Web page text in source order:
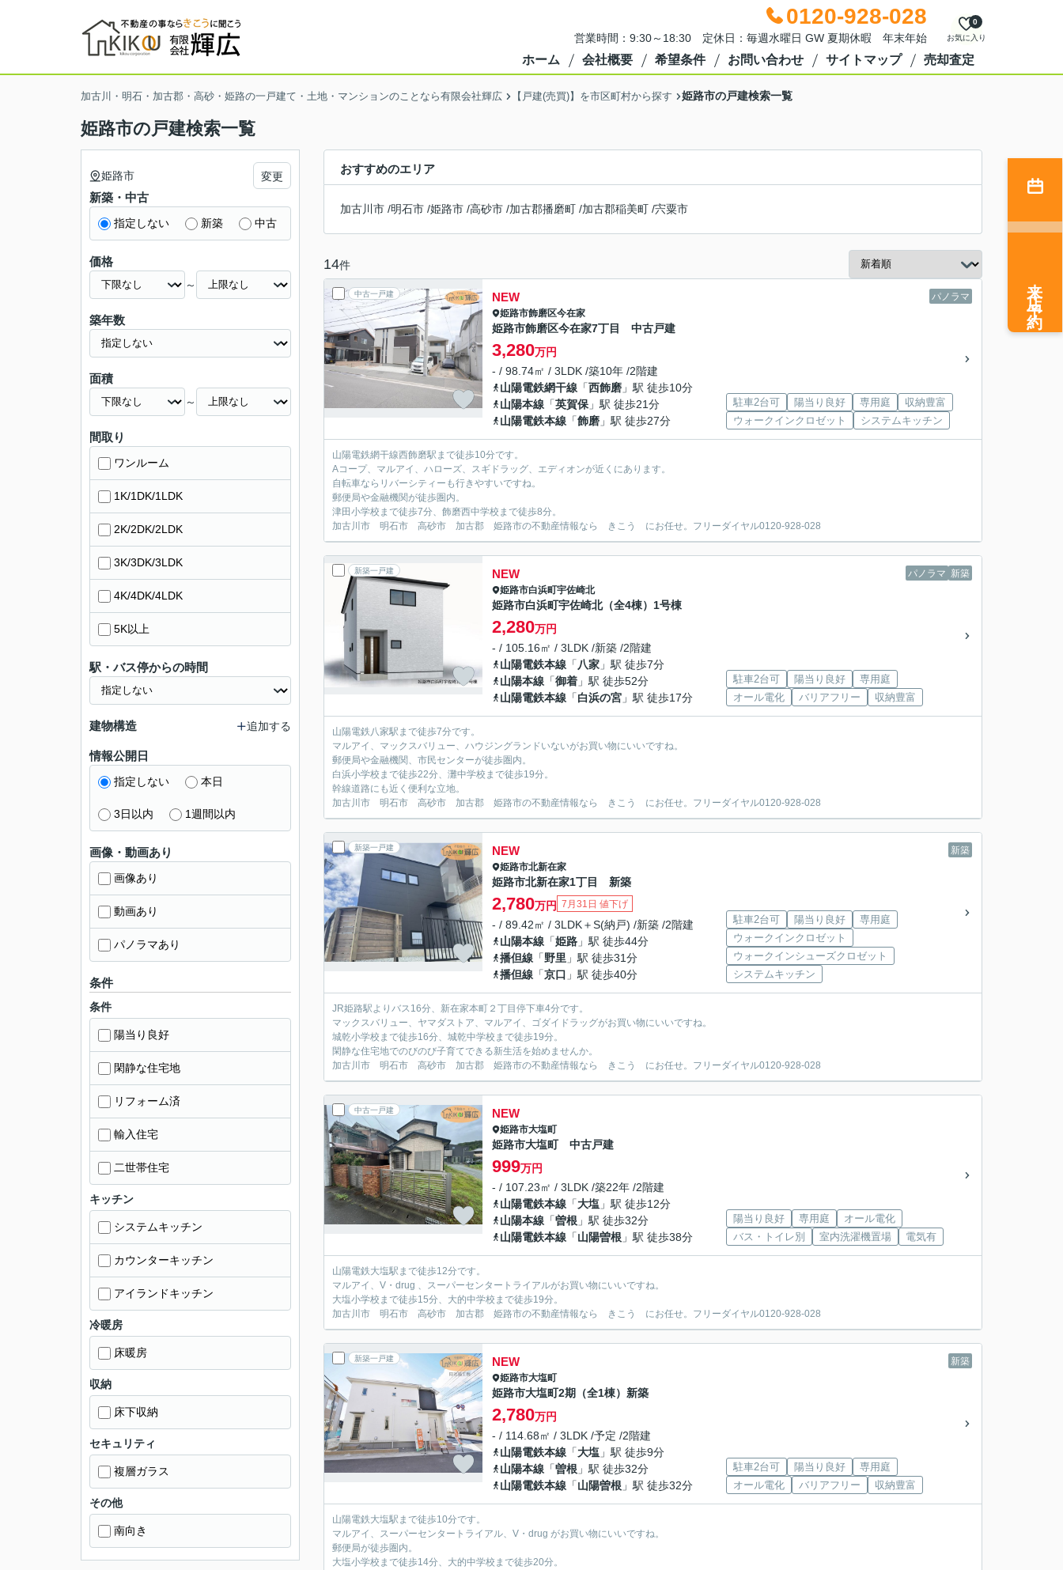
0120-928-028
営業時間：9:30～18:30 定休日：毎週水曜日 GW 夏期休暇 年末年始 お気に入り
0
ホーム 会社概要 希望条件 お問い合わせ サイトマップ 売却査定
加古川・明石・加古郡・高砂・姫路の一戸建て・土地・マンションのことなら有限会社輝広 【戸建(売買)】を市区町村から探す 姫路市の戸建検索一覧
姫路市の戸建検索一覧
おすすめのエリア
加古川市 /明石市 /姫路市 /高砂市 /加古郡播磨町 /加古郡稲美町 /宍粟市
14件
中古一戸建 パノラマ
NEW
姫路市飾磨区今在家
姫路市飾磨区今在家7丁目 中古戸建
3,280万円
- / 98.74㎡ / 3LDK /築10年 /2階建
山陽電鉄網干線 「西飾磨 」駅 徒歩10分
山陽本線 「英賀保 」駅 徒歩21分
山陽電鉄本線 「飾磨 」駅 徒歩27分
駐車2台可 陽当り良好 専用庭
収納豊富
ウォークインクロゼット
システムキッチン
山陽電鉄網干線西飾磨駅まで徒歩10分です。
Aコープ、マルアイ、ハローズ、スギドラッグ、エディオンが近くにあります。
自転車ならリバーシティーも行きやすいですね。
郵便局や金融機関が徒歩圏内。
津田小学校まで徒歩7分、飾磨西中学校まで徒歩8分。
加古川市 明石市 高砂市 加古郡 姫路市の不動産情報なら きこう にお任せ。フリーダイヤル0120-928-028
新築一戸建 パノラマ 新築
NEW
姫路市白浜町宇佐崎北
姫路市白浜町宇佐崎北（全4棟）1号棟
2,280万円
- / 105.16㎡ / 3LDK /新築 /2階建
山陽電鉄本線 「 八家 」駅 徒歩7分
山陽本線 「御着 」駅 徒歩52分
山陽電鉄本線 「白浜の宮 」駅 徒歩17分
駐車2台可 陽当り良好
専用庭
オール電化
バリアフリー 収納豊富
山陽電鉄八家駅まで徒歩7分です。
マルアイ、マックスバリュー、ハウジングランドいないがお買い物にいいですね。
郵便局や金融機関、市民センターが徒歩圏内。
白浜小学校まで徒歩22分、灘中学校まで徒歩19分。
幹線道路にも近く便利な立地。
加古川市 明石市 高砂市 加古郡 姫路市の不動産情報なら きこう にお任せ。フリーダイヤル0120-928-028
新築一戸建 新築
NEW
姫路市北新在家
姫路市北新在家1丁目 新築
2,780万円 7月31日 値下げ
- / 89.42㎡ / 3LDK＋S(納戸) /新築 /2階建
山陽本線 「姫路 」駅 徒歩44分
播但線 「野里 」駅 徒歩31分
播但線 「京口 」駅 徒歩40分
駐車2台可 陽当り良好
専用庭
ウォークインクロゼット
ウォークインシューズクロゼット
システムキッチン
JR姫路駅よりバス16分、新在家本町２丁目停下車4分です。
マックスバリュー、ヤマダストア、マルアイ、ゴダイドラッグがお買い物にいいですね。
城乾小学校まで徒歩16分、城乾中学校まで徒歩19分。
閑静な住宅地でのびのび子育てできる新生活を始めませんか。
加古川市 明石市 高砂市 加古郡 姫路市の不動産情報なら きこう にお任せ。フリーダイヤル0120-928-028
中古一戸建 NEW
姫路市大塩町
姫路市大塩町 中古戸建
999万円
- / 107.23㎡ / 3LDK /築22年 /2階建
山陽電鉄本線 「大塩 」駅 徒歩12分
山陽本線 「曽根 」駅 徒歩32分
山陽電鉄本線 「山陽曽根 」駅 徒歩38分
陽当り良好 専用庭
オール電化
バス・トイレ別
室内洗濯機置場 電気有
山陽電鉄大塩駅まで徒歩12分です。
マルアイ、V・drug 、スーパーセンタートライアルがお買い物にいいですね。
大塩小学校まで徒歩15分、大的中学校まで徒歩19分。
加古川市 明石市 高砂市 加古郡 姫路市の不動産情報なら きこう にお任せ。フリーダイヤル0120-928-028
新築一戸建 新築
NEW
姫路市大塩町
姫路市大塩町2期（全1棟）新築
2,780万円
- / 114.68㎡ / 3LDK /予定 /2階建
山陽電鉄本線 「大塩 」駅 徒歩9分
山陽本線 「曽根 」駅 徒歩32分
山陽電鉄本線 「山陽曽根 」駅 徒歩32分
駐車2台可 陽当り良好
専用庭
オール電化
バリアフリー 収納豊富
山陽電鉄大塩駅まで徒歩10分です。
マルアイ、スーパーセンタートライアル、V・drug がお買い物にいいですね。
郵便局が徒歩圏内。
大塩小学校まで徒歩14分、大的中学校まで徒歩20分。
姫路市 変更
新築・中古
指定しない 新築 中古
価格
～
築年数
面積
～
間取り
ワンルーム
1K/1DK/1LDK
2K/2DK/2LDK
3K/3DK/3LDK
4K/4DK/4LDK
5K以上
駅・バス停からの時間
建物構造 追加する
情報公開日
指定しない 本日
3日以内 1週間以内
画像・動画あり
画像あり
動画あり
パノラマあり
条件
条件
陽当り良好
閑静な住宅地
リフォーム済
輸入住宅
二世帯住宅
キッチン
システムキッチン
カウンターキッチン
アイランドキッチン
冷暖房
床暖房
収納
床下収納
セキュリティ
複層ガラス
その他
南向き
来店予約